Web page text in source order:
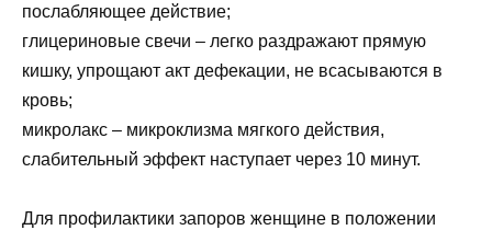
послабляющее действие;
глицериновые свечи – легко раздражают прямую
кишку, упрощают акт дефекации, не всасываются в
кровь;
микролакс – микроклизма мягкого действия,
слабительный эффект наступает через 10 минут.
Для профилактики запоров женщине в положении